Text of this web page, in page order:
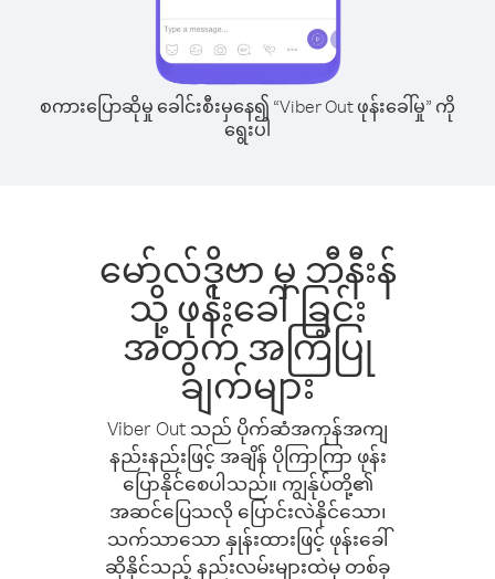
စကားပြောဆိုမှု ခေါင်းစီးမှနေ၍ “Viber Out ဖုန်းခေါ်မှု” ကို
ရွေးပါ
မော်လ်ဒိုဗာ မှ ဘီနီးန်
သို့ ဖုန်းခေါ်ခြင်း
အတွက် အကြံပြု
ချက်များ
Viber Out သည် ပိုက်ဆံအကုန်အကျ
နည်းနည်းဖြင့် အချိန် ပိုကြာကြာ ဖုန်း
ပြောနိုင်စေပါသည်။ ကျွန်ုပ်တို့၏
အဆင်ပြေသလို ပြောင်းလဲနိုင်သော၊
သက်သာသော နှုန်းထားဖြင့် ဖုန်းခေါ်
ဆိုနိုင်သည့် နည်းလမ်းများထဲမှ တစ်ခု